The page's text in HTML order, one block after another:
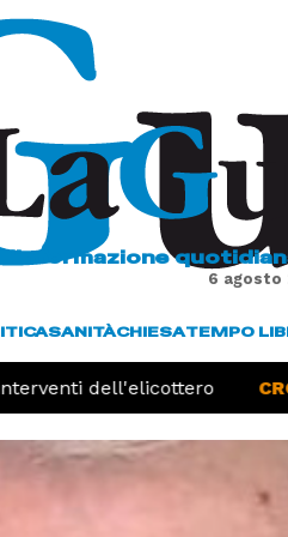
L'informazione
6 agosto
SANITÀCHIESATEMPO
dell'elicottero